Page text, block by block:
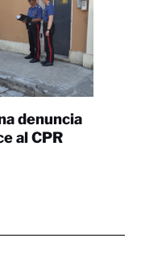
denuncia
al CPR